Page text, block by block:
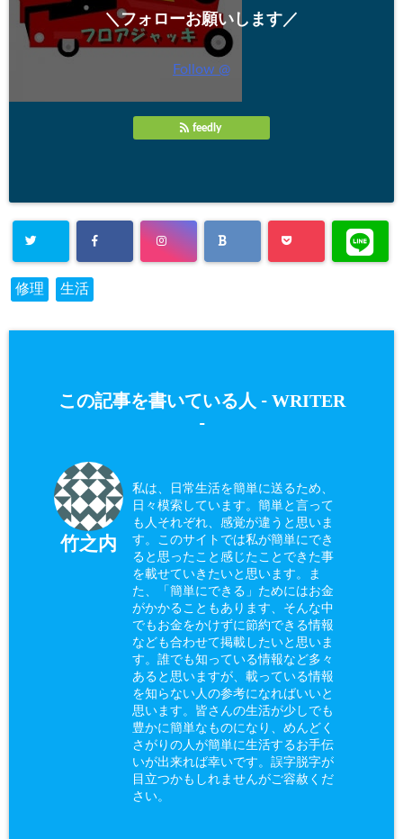
＼フォローお願いします／
Follow @
feedly
修理 生活
この記事を書いている人 - WRITER
-
竹之内
私は、日常生活を簡単に送るため、
日々模索しています。簡単と言って
も人それぞれ、感覚が違うと思いま
す。このサイトでは私が簡単にでき
ると思ったこと感じたことできた事
を載せていきたいと思います。ま
た、「簡単にできる」ためにはお金
がかかることもあります、そんな中
でもお金をかけずに節約できる情報
なども合わせて掲載したいと思いま
す。誰でも知っている情報など多々
あると思いますが、載っている情報
を知らない人の参考になればいいと
思います。皆さんの生活が少しでも
豊かに簡単なものになり、めんどく
さがりの人が簡単に生活するお手伝
いが出来れば幸いです。誤字脱字が
目立つかもしれませんがご容赦くだ
さい。